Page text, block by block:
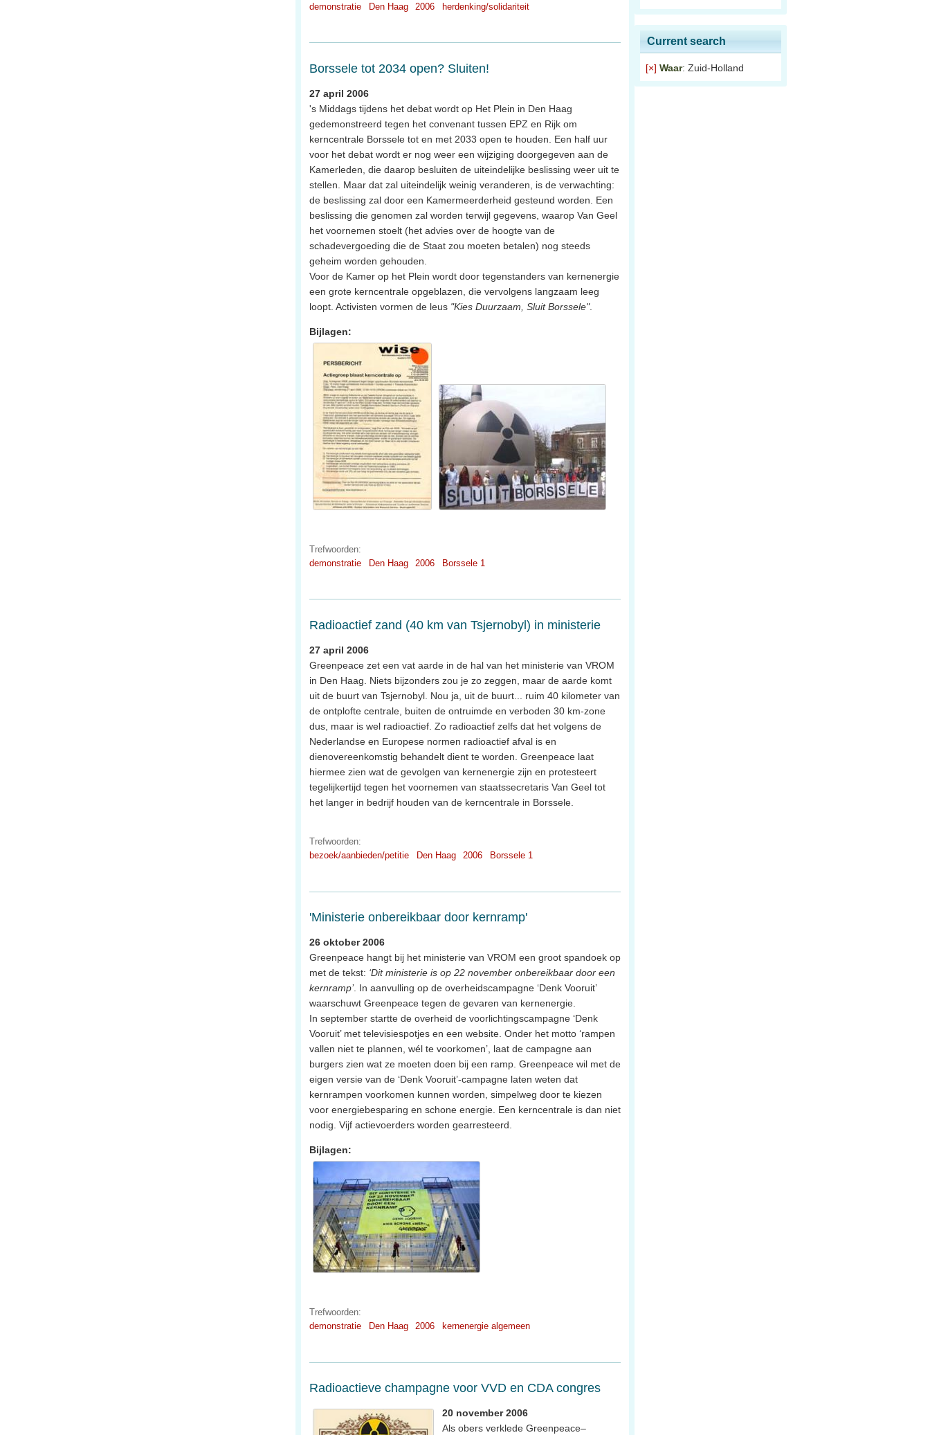
demonstratie
Den Haag 2006 herdenking/solidariteit
Borssele tot 2034 open? Sluiten!
27 april 2006
's Middags tijdens het debat wordt op Het Plein in Den Haag
gedemonstreerd tegen het convenant tussen EPZ en Rijk om
kerncentrale Borssele tot en met 2033 open te houden. Een half uur
voor het debat wordt er nog weer een wijziging doorgegeven aan de
Kamerleden, die daarop besluiten de uiteindelijke beslissing weer uit te
stellen. Maar dat zal uiteindelijk weinig veranderen, is de verwachting:
de beslissing zal door een Kamermeerderheid gesteund worden. Een
beslissing die genomen zal worden terwijl gegevens, waarop Van Geel
het voornemen stoelt (het advies over de hoogte van de
schadevergoeding die de Staat zou moeten betalen) nog steeds
geheim worden gehouden.
Voor de Kamer op het Plein wordt door tegenstanders van kernenergie
een grote kerncentrale opgeblazen, die vervolgens langzaam leeg
loopt. Activisten vormen de leus "Kies Duurzaam, Sluit Borssele".
Bijlagen:
Trefwoorden:
demonstratie
Den Haag 2006 Borssele 1
Radioactief zand (40 km van Tsjernobyl) in ministerie
27 april 2006
Greenpeace zet een vat aarde in de hal van het ministerie van VROM
in Den Haag. Niets bijzonders zou je zo zeggen, maar de aarde komt
uit de buurt van Tsjernobyl. Nou ja, uit de buurt... ruim 40 kilometer van
de ontplofte centrale, buiten de ontruimde en verboden 30 km-zone
dus, maar is wel radioactief. Zo radioactief zelfs dat het volgens de
Nederlandse en Europese normen radioactief afval is en
dienovereenkomstig behandelt dient te worden. Greenpeace laat
hiermee zien wat de gevolgen van kernenergie zijn en protesteert
tegelijkertijd tegen het voornemen van staatssecretaris Van Geel tot
het langer in bedrijf houden van de kerncentrale in Borssele.
Trefwoorden:
bezoek/aanbieden/petitie
Den Haag 2006 Borssele 1
'Ministerie onbereikbaar door kernramp'
26 oktober 2006
Greenpeace hangt bij het ministerie van VROM een groot spandoek op
met de tekst: ‘Dit ministerie is op 22 november onbereikbaar door een
kernramp’. In aanvulling op de overheidscampagne ‘Denk Vooruit’
waarschuwt Greenpeace tegen de gevaren van kernenergie.
In september startte de overheid de voorlichtingscampagne ‘Denk
Vooruit’ met televisiespotjes en een website. Onder het motto ‘rampen
vallen niet te plannen, wél te voorkomen’, laat de campagne aan
burgers zien wat ze moeten doen bij een ramp. Greenpeace wil met de
eigen versie van de ‘Denk Vooruit’-campagne laten weten dat
kernrampen voorkomen kunnen worden, simpelweg door te kiezen
voor energiebesparing en schone energie. Een kerncentrale is dan niet
nodig. Vijf actievoerders worden gearresteerd.
Bijlagen:
Trefwoorden:
demonstratie
Den Haag 2006 kernenergie algemeen
Radioactieve champagne voor VVD en CDA congres
20 november 2006
Als obers verklede Greenpeace–
Current search
[×] Waar: Zuid-Holland